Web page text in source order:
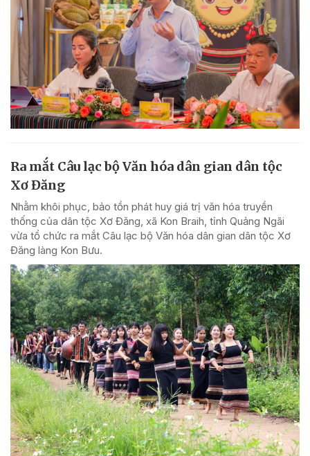
Ra mắt Câu lạc bộ Văn hóa dân gian dân tộc
Xơ Đăng
Nhằm khôi phục, bảo tồn phát huy giá trị văn hóa truyền
thống của dân tộc Xơ Đăng, xã Kon Braih, tỉnh Quảng Ngãi
vừa tổ chức ra mắt Câu lạc bộ Văn hóa dân gian dân tộc Xơ
Đăng làng Kon Bưu.